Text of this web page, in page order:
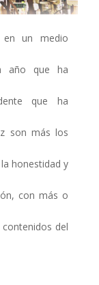
en un medio
año que ha
que ha
son más los
honestidad y
con más o
del